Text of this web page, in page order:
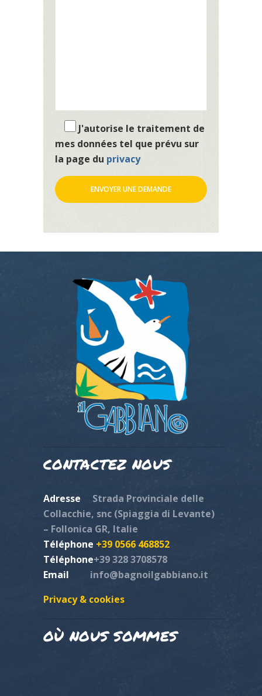
J'autorise le traitement de
mes données tel que prévu sur
la page du privacy
CONTACTEZ NOUS
Adresse
Strada Provinciale delle
Collacchie, snc (Spiaggia di Levante)
– Follonica GR, Italie
Téléphone +39 0566 468852
Téléphone+39 328 3708578
Email
info@bagnoilgabbiano.it
Privacy & cookies
OÙ NOUS SOMMES